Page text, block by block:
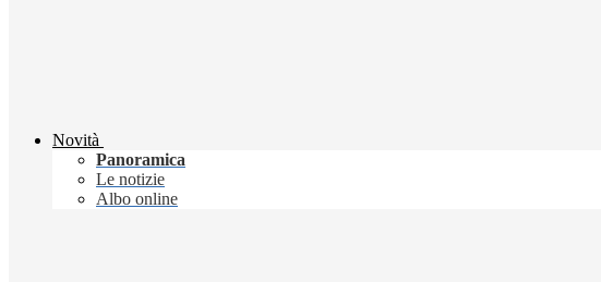
Novità
Panoramica
Le notizie
Albo online